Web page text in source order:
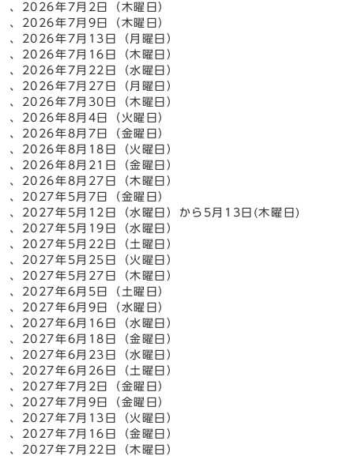
、2026年7月2日（木曜日）
、2026年7月9日（木曜日）
、2026年7月13日（月曜日）
、2026年7月16日（木曜日）
、2026年7月22日（水曜日）
、2026年7月27日（月曜日）
、2026年7月30日（木曜日）
、2026年8月4日（火曜日）
、2026年8月7日（金曜日）
、2026年8月18日（火曜日）
、2026年8月21日（金曜日）
、2026年8月27日（木曜日）
、2027年5月7日（金曜日）
、2027年5月12日（水曜日）から5月13日(木曜日)
、2027年5月19日（水曜日）
、2027年5月22日（土曜日）
、2027年5月25日（火曜日）
、2027年5月27日（木曜日）
、2027年6月5日（土曜日）
、2027年6月9日（水曜日）
、2027年6月16日（水曜日）
、2027年6月18日（金曜日）
、2027年6月23日（水曜日）
、2027年6月26日（土曜日）
、2027年7月2日（金曜日）
、2027年7月9日（金曜日）
、2027年7月13日（火曜日）
、2027年7月16日（金曜日）
、2027年7月22日（木曜日）